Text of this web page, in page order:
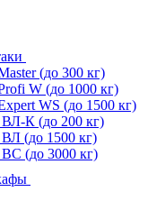
(до 300 кг)
W (до 1000 кг)
WS (до 1500 кг)
К (до 200 кг)
(до 1500 кг)
(до 3000 кг)